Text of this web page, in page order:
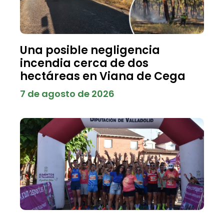
Una posible negligencia
incendia cerca de dos
hectáreas en Viana de Cega
7 de agosto de 2026